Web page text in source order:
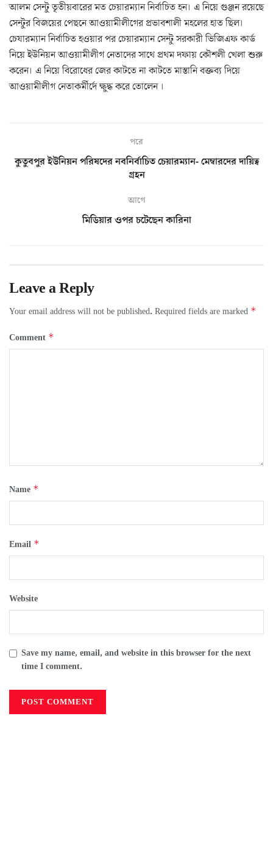
আলম সেন্টু তৃতীয়বারের মত চেয়ারম্যান নির্বাচিত হন। এ নিয়ে গুঞ্জন রয়েছে
সেন্টুর বিজয়ের পেছনে আওয়ামীলীগের প্রভাবশালী মহলের হাত ছিল।
চেযারম্যান নির্বাচিত হওয়ার পর চেয়ারম্যান সেন্টু সরকারী ভিজিএফ কার্ড
নিয়ে ইউনিয়ন আওয়ামীলীগ নেতাদের সাথে প্রথম দফায় কৌশলী খেলা শুরু
করেন। এ নিয়ে বিরোধের জের কাটতে না কাটতে মাস্তানি বক্তব্য দিয়ে
আওয়ামীলীগ নেতাকর্মীর্দে ক্ষুদ্ধ করে তোলেন ।
পরে
কুতুবপুর ইউনিয়ন পরিষদের নবনির্বাচিত চেয়ারম্যান- মেম্বারদের দায়িত্ব
গ্রহন
আগে
মিডিয়ার ওপর চটেছেন কারিনা
Leave a Reply
Your email address will not be published. Required fields are marked *
Comment *
Name *
Email *
Website
Save my name, email, and website in this browser for the next
time I comment.